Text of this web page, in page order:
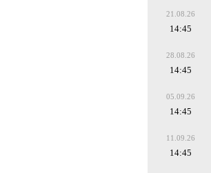
21.08.26
14:45
28.08.26
14:45
05.09.26
14:45
11.09.26
14:45